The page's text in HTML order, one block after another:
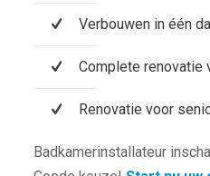
Verbouwen in één
Complete renovatie
Renovatie voor
Badkamerinstallateur